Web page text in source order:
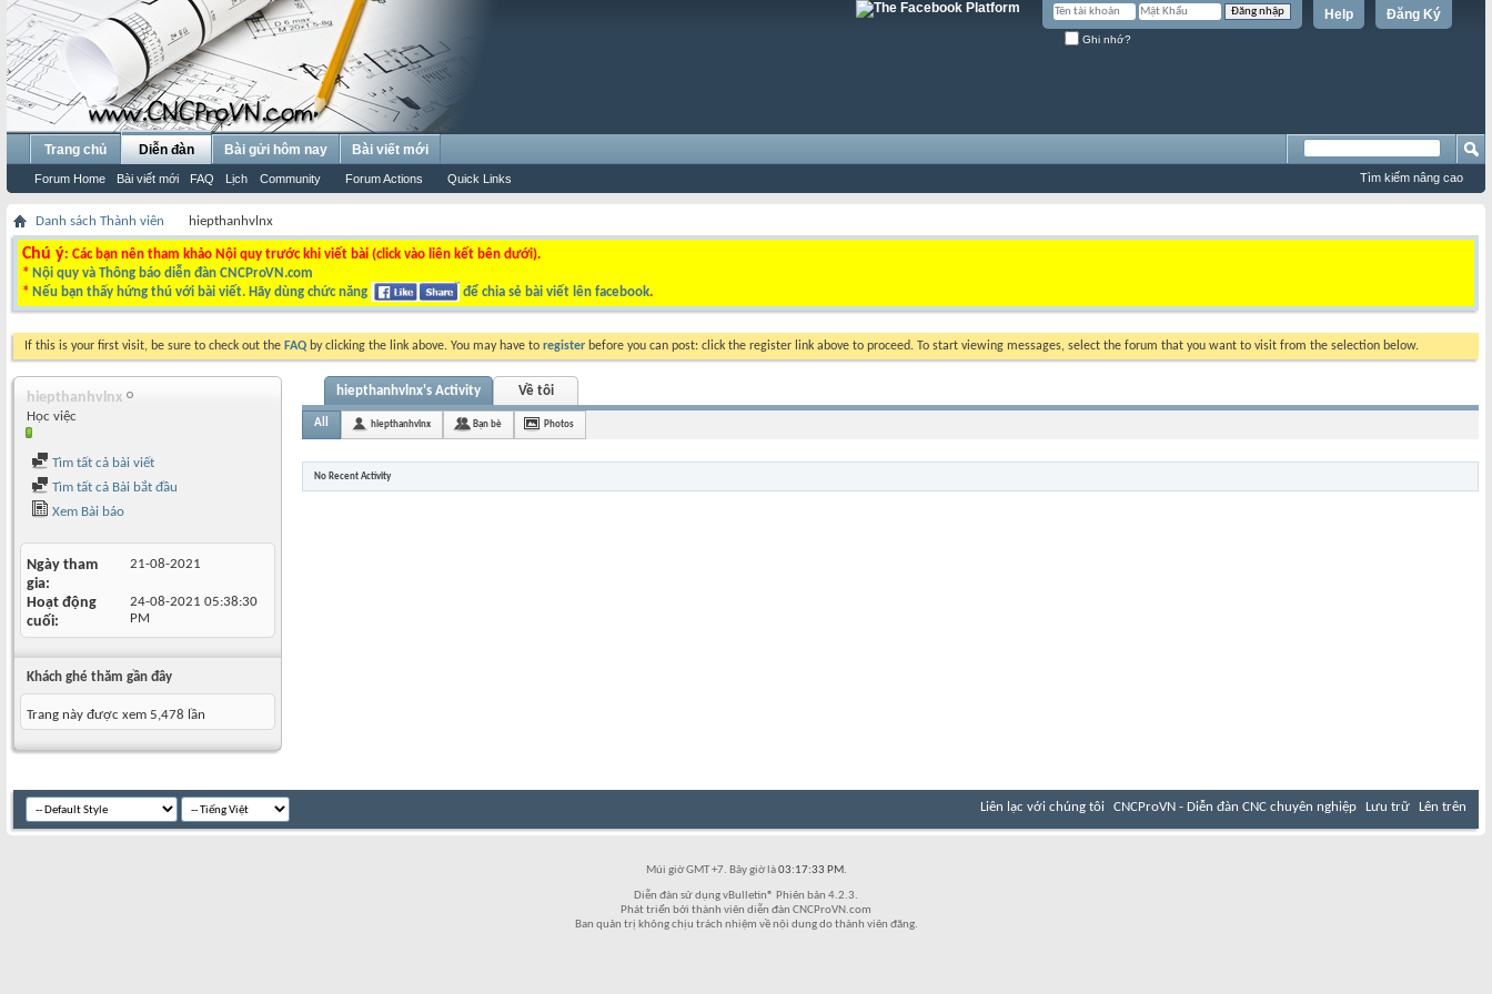
Đăng Ký
Help
Ghi nhớ?
Trang chủ Diễn đàn
Forum Home Bài viết mới FAQ Lịch Community Forum Actions Quick Links
Bài gửi hôm nay Bài viết mới
Tìm kiếm nâng cao
Danh sách Thành viên hiepthanhvlnx
Chú ý: Các bạn nên tham khảo Nội quy trước khi viết bài (click vào liên kết bên dưới).
* Nội quy và Thông báo diễn đàn CNCProVN.com
* Nếu bạn thấy hứng thú với bài viết. Hãy dùng chức năng để chia sẻ bài viết lên facebook.
If this is your first visit, be sure to check out the FAQ by clicking the link above. You may have to register before you can post: click the register link above to proceed. To start viewing messages, select the forum that you want to visit from the selection below.
hiepthanhvlnx
Học việc
Tìm tất cả bài viết
Tìm tất cả Bài bắt đầu
Xem Bài báo
Ngày tham
gia
21-08-2021
Hoạt động
cuối
24-08-2021 05:38:30
PM
Khách ghé thăm gần đây
Trang này được xem 5,478 lần
hiepthanhvlnx's Activity Về tôi
All hiepthanhvlnx Bạn bè Photos
No Recent Activity
Liên lạc với chúng tôi CNCProVN - Diễn đàn CNC chuyên nghiệp Lưu trữ Lên trên
Múi giờ GMT +7. Bây giờ là03:17:33 PM.
Diễn đàn sử dụng vBulletin® Phiên bản 4.2.3.
Phát triển bởi thành viên diễn đàn CNCProVN.com
Ban quản trị không chịu trách nhiệm về nội dung do thành viên đăng.